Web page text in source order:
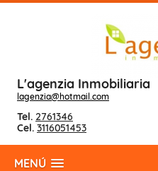
L'agenzia Inmobiliaria
lagenzia@hotmail.com
Tel. 2761346
Cel. 3116051453
MENÚ